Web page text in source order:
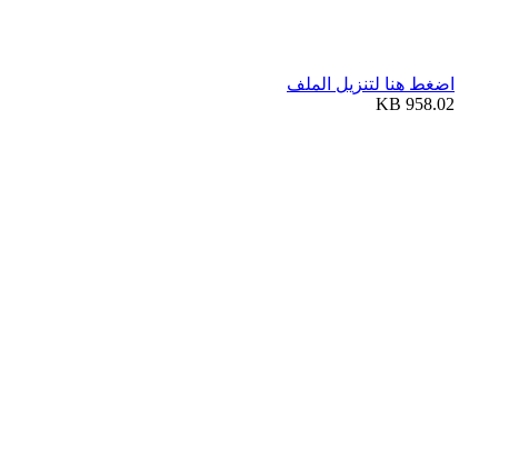
اضغط هنا لتنزيل الملف
958.02 KB